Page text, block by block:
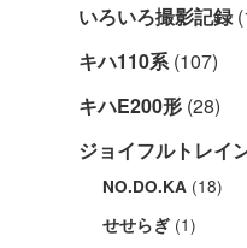
いろいろ撮影記録
キハ110系 (107)
キハE200形 (28)
ジョイフルトレイ
NO.DO.KA (18)
せせらぎ (1)